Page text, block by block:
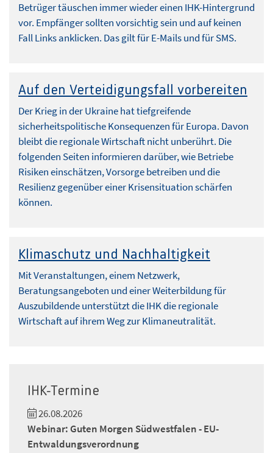
Betrüger täuschen immer wieder einen IHK-Hintergrund
vor. Empfänger sollten vorsichtig sein und auf keinen
Fall Links anklicken. Das gilt für E-Mails und für SMS.
Auf den Verteidigungsfall vorbereiten
Der Krieg in der Ukraine hat tiefgreifende
sicherheitspolitische Konsequenzen für Europa. Davon
bleibt die regionale Wirtschaft nicht unberührt. Die
folgenden Seiten informieren darüber, wie Betriebe
Risiken einschätzen, Vorsorge betreiben und die
Resilienz gegenüber einer Krisensituation schärfen
können.
Klimaschutz und Nachhaltigkeit
Mit Veranstaltungen, einem Netzwerk,
Beratungsangeboten und einer Weiterbildung für
Auszubildende unterstützt die IHK die regionale
Wirtschaft auf ihrem Weg zur Klimaneutralität.
IHK-Termine
26.08.2026
Webinar: Guten Morgen Südwestfalen - EU-
Entwaldungsverordnung